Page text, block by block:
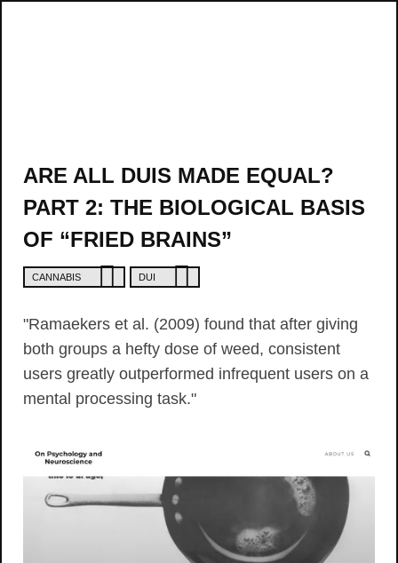
ARE ALL DUIS MADE EQUAL?
PART 2: THE BIOLOGICAL BASIS
OF “FRIED BRAINS”
CANNABIS DUI
"Ramaekers et al. (2009) found that after giving
both groups a hefty dose of weed, consistent
users greatly outperformed infrequent users on a
mental processing task."